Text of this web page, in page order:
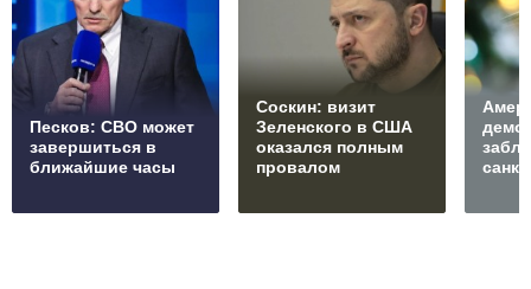
Песков: СВО может
завершиться в
ближайшие часы
Соскин: визит
Зеленского в США
оказался полным
провалом